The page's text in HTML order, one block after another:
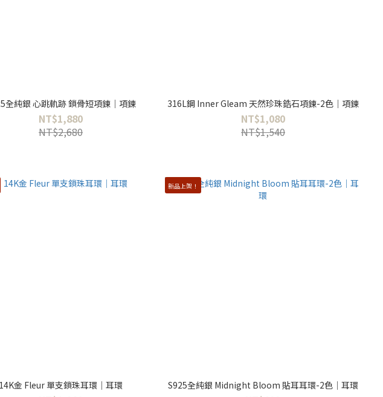
全純銀 心跳軌跡 鎖骨短項鍊｜項鍊
NT$1,880
NT$2,680
316L鋼 Inner Gleam 天然珍珠鋯石項鍊-2色｜項鍊
NT$1,080
NT$1,540
14K金 Fleur 單支鎖珠耳環｜耳環
新品上架！
S925全純銀 Midnight Bloom 貼耳耳環-2色｜耳環